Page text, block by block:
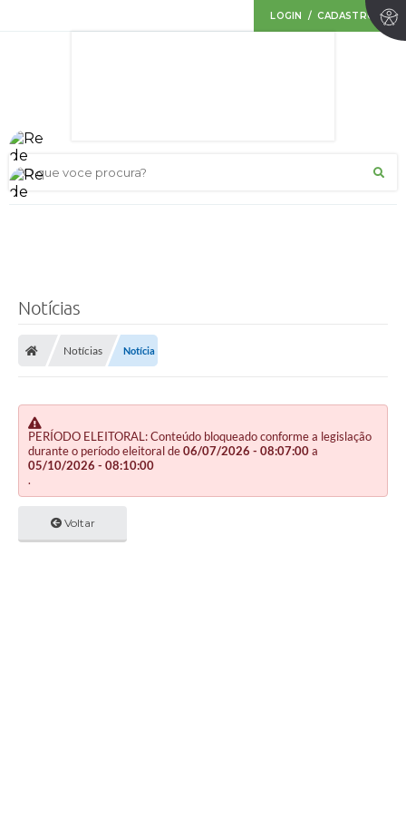
LOGIN / CADASTRO
O que voce procura?
Notícias
Notícias Notícia
PERÍODO ELEITORAL: Conteúdo bloqueado conforme a legislação
durante o período eleitoral de06/07/2026 - 08:07:00a
05/10/2026 - 08:10:00
.
Voltar